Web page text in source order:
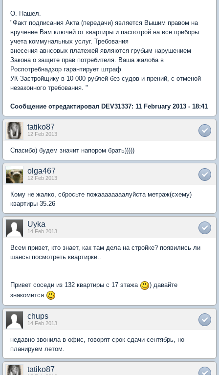
О. Нашел.
"Факт подписания Акта (передачи) является Вышим правом на
вручение Вам ключей от квартиры и паспотрой на все приборы
учета коммунальных услуг. Требования
внесения авнсовых платежей являются грубым нарушением
Закона о защите прав потребителя. Ваша жалоба в
Роспотребнадзор гарантирует штраф
УК-Застройщику в 10 000 рублей без судов и прений, с отменой
незаконного требования. "
Сообщение отредактировал DEV31337: 11 February 2013 - 18:41
tatiko87
12 Feb 2013
Спасибо) будем значит напором брать)))))
olga467
12 Feb 2013
Кому не жалко, сбросьте пожаааааааалуйста метраж(схему)
квартиры 35.26
Uyka
14 Feb 2013
Всем привет, кто знает, как там дела на стройке? появились ли
шансы посмотреть квартирки..
Привет соседи из 132 квартиры с 17 этажа
) давайте
знакомится
chups
14 Feb 2013
недавно звонила в офис, говорят срок сдачи сентябрь, но
планируем летом.
tatiko87